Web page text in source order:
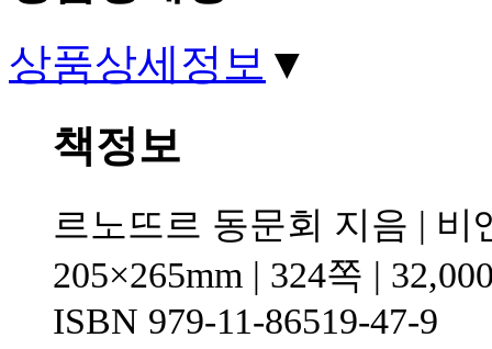
상품상세정보 ▼
책정보
르노뜨르 동문회 지음 | 비
205×265mm | 324쪽 |
ISBN 979-11-86519-47-9